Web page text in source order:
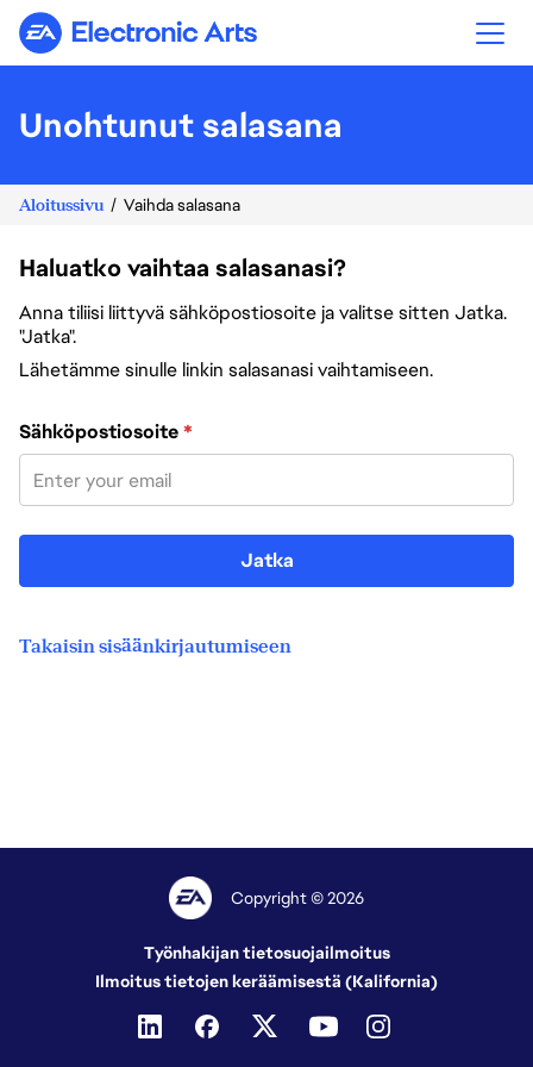
Electronic Arts
Unohtunut salasana
Aloitussivu Vaihda salasana
Haluatko vaihtaa salasanasi?
Anna tiliisi liittyvä sähköpostiosoite ja valitse sitten Jatka.
"Jatka".
Lähetämme sinulle linkin salasanasi vaihtamiseen.
Vaihda salasana sähköpostiosoitteesi avulla
Sähköpostiosoite*
Jatka
Takaisin sisäänkirjautumiseen
Copyright © 2026
Työnhakijan tietosuojailmoitus
Ilmoitus tietojen keräämisestä (Kalifornia)